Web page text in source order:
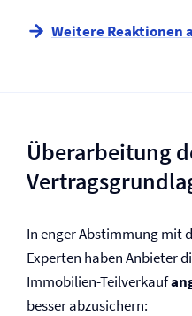
Weitere Reaktionen
Überarbeitung
In enger Abstimmung mit
Experten haben Anbieter
Immobilien-Teilverkauf
besser abzusichern: